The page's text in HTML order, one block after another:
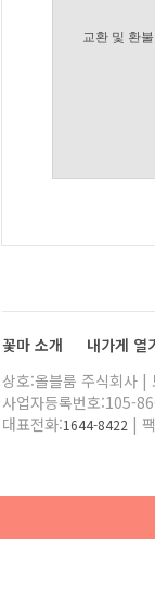
교환 및 환
꽃마 소개 내가게 열
상호:올블룸 주식회사
사업자등록번호:105-
대표전화:1644-8422 |